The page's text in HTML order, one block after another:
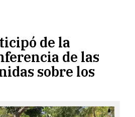
de la
de las
sobre los